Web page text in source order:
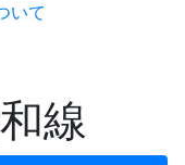
いて
線